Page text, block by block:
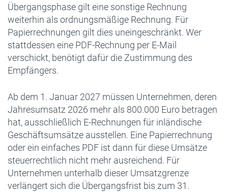
Übergangsphase gilt eine sonstige Rechnung
weiterhin als ordnungsmäßige Rechnung. Für
Papierrechnungen gilt dies uneingeschränkt. Wer
stattdessen eine PDF-Rechnung per E-Mail
verschickt, benötigt dafür die Zustimmung des
Empfängers.
Ab dem 1. Januar 2027 müssen Unternehmen, deren
Jahresumsatz 2026 mehr als 800.000 Euro betragen
hat, ausschließlich E-Rechnungen für inländische
Geschäftsumsätze ausstellen. Eine Papierrechnung
oder ein einfaches PDF ist dann für diese Umsätze
steuerrechtlich nicht mehr ausreichend. Für
Unternehmen unterhalb dieser Umsatzgrenze
verlängert sich die Übergangsfrist bis zum 31.